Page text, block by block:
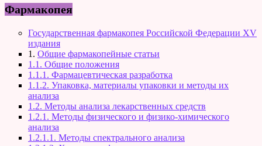
Фармакопея
Государственная фармакопея Российской Федерации XV
издания
1. Общие фармакопейные статьи
1.1. Общие положения
1.1.1. Фармацевтическая разработка
1.1.2. Упаковка, материалы упаковки и методы их
анализа
1.2. Методы анализа лекарственных средств
1.2.1. Методы физического и физико-химического
анализа
1.2.1.1. Методы спектрального анализа